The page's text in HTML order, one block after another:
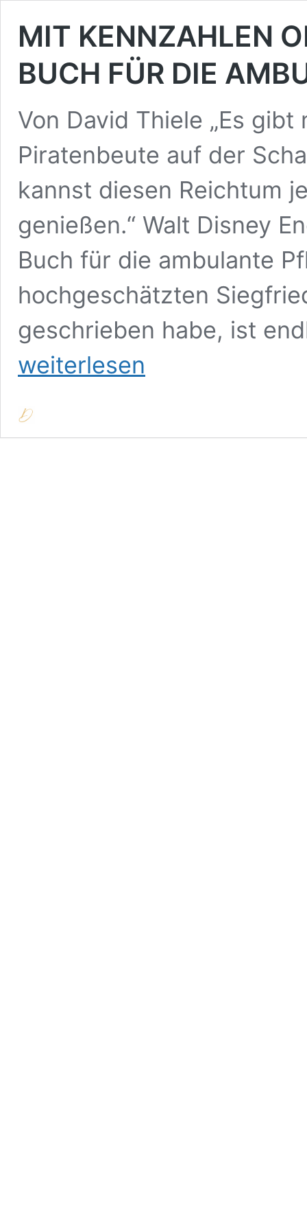
MIT KENNZAHLEN
BUCH FÜR DIE
Von David Thiele „Es
Piratenbeute auf der
kannst diesen Reichtum
genießen.“ Walt Disney
Buch für die ambulante
hochgeschätzten
geschrieben habe, ist
weiterlesen